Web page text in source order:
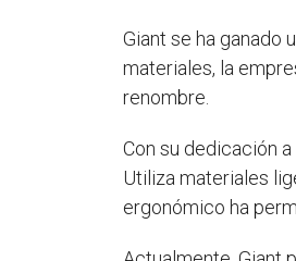
Giant se ha ganado
materiales, la
renombre.
Con su dedicación
Utiliza materiales
ergonómico ha